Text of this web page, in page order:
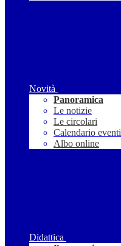
Novità
Panoramica
Le notizie
Le circolari
Calendario eventi
Albo online
Didattica